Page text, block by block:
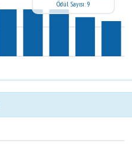
Ödül Sayısı: 9